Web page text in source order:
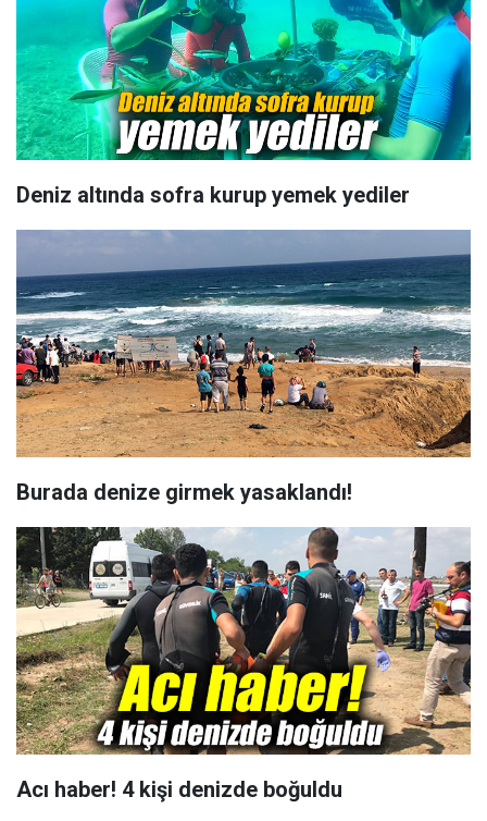
Deniz altında sofra kurup yemek yediler
Burada denize girmek yasaklandı!
Acı haber! 4 kişi denizde boğuldu